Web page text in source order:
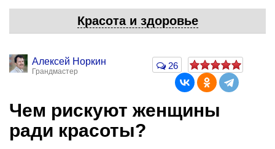
Красота и здоровье
Алексей Норкин
Грандмастер
26
Чем рискуют женщины
ради красоты?